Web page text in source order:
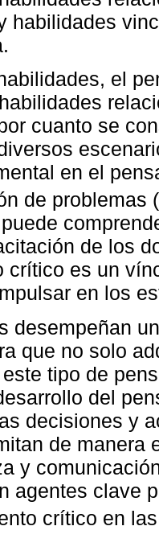
habilidades
el
cuanto se
en el
de problemas (
de los
crítico es un
en los
desempeñan
que no solo
tipo de
del
decisiones y
de manera
y
agentes clave
crítico en